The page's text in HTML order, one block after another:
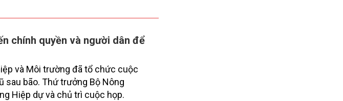
chính quyền và người dân để
và Môi trường đã tổ chức cuộc
sau bão. Thứ trưởng Bộ Nông
Hiệp dự và chủ trì cuộc họp.